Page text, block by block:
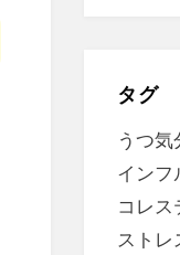
タグ
うつ気
インフ
コレス
ストレ